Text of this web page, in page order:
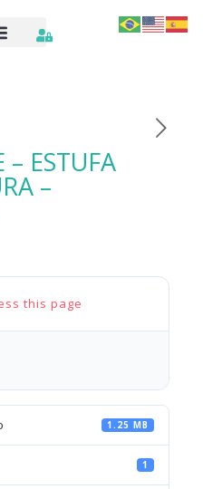
ESTUFA
–
this page
1.25 MB
1